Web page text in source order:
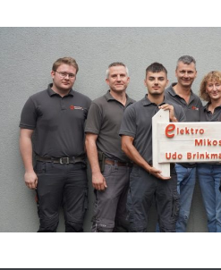
Inhalt
springen